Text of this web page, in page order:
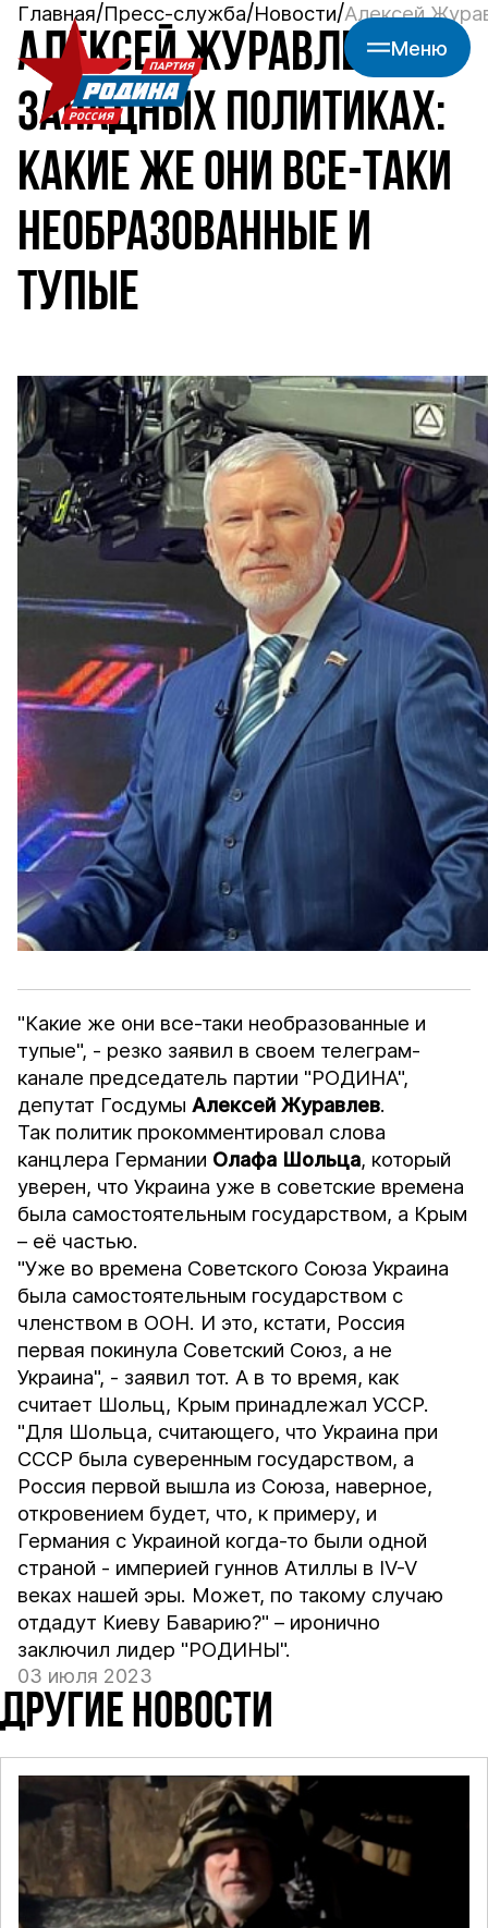
Меню
Главная Пресс-служба Новости Алексей
АЛЕКСЕЙ ЖУРАВЛЕВ О
ЗАПАДНЫХ ПОЛИТИКАХ:
КАКИЕ ЖЕ ОНИ ВСЕ-ТАКИ
НЕОБРАЗОВАННЫЕ И
ТУПЫЕ
"Какие же они все-таки необразованные и
тупые", - резко заявил в своем телеграм-
канале председатель партии "РОДИНА",
депутат ГосдумыАлексей Журавлев.
Так политик прокомментировал слова
канцлера Германии Олафа Шольца, который
уверен, что Украина уже в советские времена
была самостоятельным государством, а Крым
– её частью.
"Уже во времена Советского Союза Украина
была самостоятельным государством с
членством в ООН. И это, кстати, Россия
первая покинула Советский Союз, а не
Украина", - заявил тот. А в то время, как
считает Шольц, Крым принадлежал УССР.
"Для Шольца, считающего, что Украина при
СССР была суверенным государством, а
Россия первой вышла из Союза, наверное,
откровением будет, что, к примеру, и
Германия с Украиной когда-то были одной
страной - империей гуннов Атиллы в IV-V
веках нашей эры. Может, по такому случаю
отдадут Киеву Баварию?" – иронично
заключил лидер "РОДИНЫ".
03 июля 2023
ДРУГИЕ НОВОСТИ